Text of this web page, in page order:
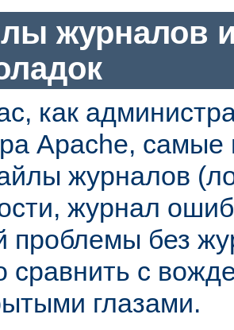
журналов
как
Apache,
журналов
журнал
проблемы без
сравнить с
глазами.